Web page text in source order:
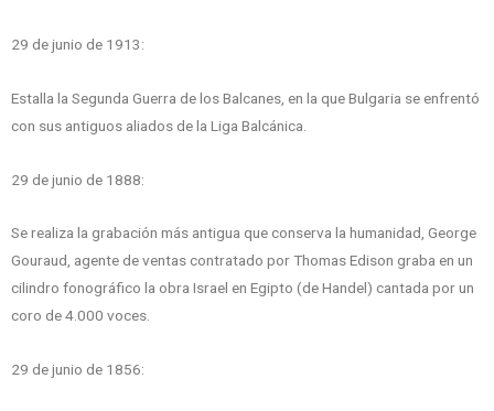
29 de junio de 1913:
Estalla la Segunda Guerra de los Balcanes, en la que Bulgaria se enfrentó
con sus antiguos aliados de la Liga Balcánica.
29 de junio de 1888:
Se realiza la grabación más antigua que conserva la humanidad, George
Gouraud, agente de ventas contratado por Thomas Edison graba en un
cilindro fonográfico la obra Israel en Egipto (de Handel) cantada por un
coro de 4.000 voces.
29 de junio de 1856: